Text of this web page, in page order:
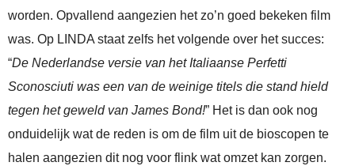
worden. Opvallend aangezien het zo’n goed bekeken film
was. Op LINDA staat zelfs het volgende over het succes:
“De Nederlandse versie van het Italiaanse Perfetti
Sconosciuti was een van de weinige titels die stand hield
tegen het geweld van James Bond!” Het is dan ook nog
onduidelijk wat de reden is om de film uit de bioscopen te
halen aangezien dit nog voor flink wat omzet kan zorgen.